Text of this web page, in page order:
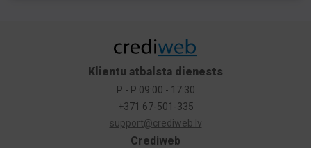
Crediweb
Klientu atbalsta dienests
P - P 09:00 - 17:30
+371 67-501-335
support@crediweb.lv